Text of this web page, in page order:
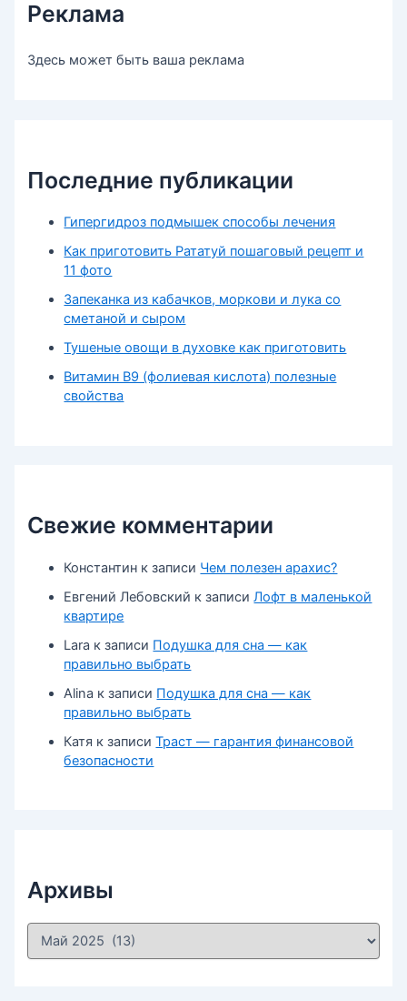
Реклама
Здесь может быть ваша реклама
Последние публикации
Гипергидроз подмышек способы лечения
Как приготовить Рататуй пошаговый рецепт и
11 фото
Запеканка из кабачков, моркови и лука со
сметаной и сыром
Тушеные овощи в духовке как приготовить
Витамин В9 (фолиевая кислота) полезные
свойства
Свежие комментарии
Константин к записи Чем полезен арахис?
Евгений Лебовский к записиЛофт в маленькой
квартире
Lara к записи Подушка для сна — как
правильно выбрать
Alina к записи Подушка для сна — как
правильно выбрать
Катя к записиТраст — гарантия финансовой
безопасности
Архивы